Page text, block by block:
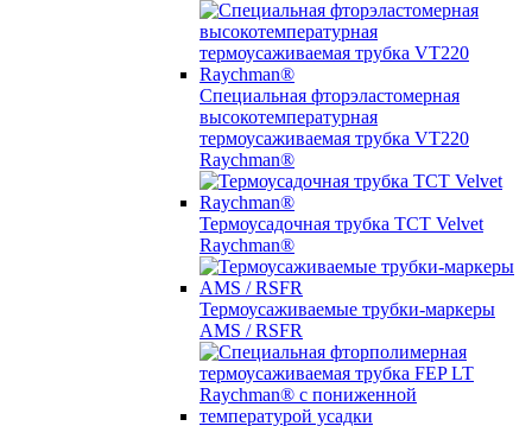
Специальная фторэластомерная
высокотемпературная
термоусаживаемая трубка VT220
Raychman®
Термоусадочная трубка TCT Velvet
Raychman®
Термоусаживаемые трубки-маркеры
AMS / RSFR